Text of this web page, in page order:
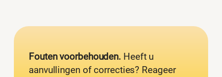
Fouten voorbehouden. Heeft u
aanvullingen of correcties? Reageer